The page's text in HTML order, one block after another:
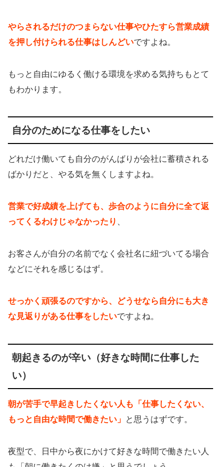
やらされるだけのつまらない仕事やひたすら営業成績
を押し付けられる仕事はしんどいですよね。
もっと自由にゆるく働ける環境を求める気持ちもとて
もわかります。
自分のためになる仕事をしたい
どれだけ働いても自分のがんばりが会社に蓄積される
ばかりだと、やる気を無くしますよね。
営業で好成績を上げても、歩合のように自分に全て返
ってくるわけじゃなかったり 、
お客さんが自分の名前でなく会社名に紐づいてる場合
などにそれを感じるはず。
せっかく頑張るのですから、どうせなら自分にも大き
な見返りがある仕事をしたいですよね。
朝起きるのが辛い（好きな時間に仕事した
い）
朝が苦手で早起きしたくない人も「仕事したくない、
もっと自由な時間で働きたい」
と思うはずです。
夜型で、日中から夜にかけて好きな時間で働きたい人